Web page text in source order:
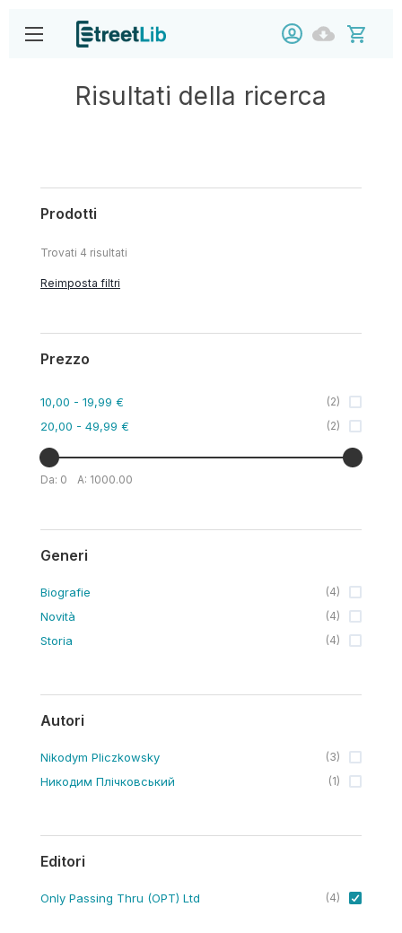
Risultati della ricerca
Prodotti
Trovati 4 risultati
Reimposta filtri
Prezzo
10,00 - 19,99 € (2)
20,00 - 49,99 € (2)
Da: 0 A: 1000.00
Generi
Biografie (4)
Novità (4)
Storia (4)
Autori
Nikodym Pliczkowsky (3)
Никодим Плічковський (1)
Editori
Only Passing Thru (OPT) Ltd (4)